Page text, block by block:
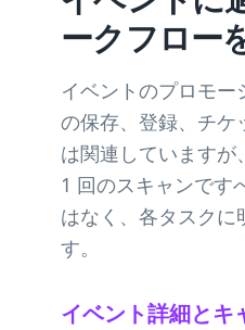
ークフロー
イベントのプロモ
の保存、登録、チケ
は関連していますが
1 回のスキャンです
はなく、各タスクに
す。
イベント詳細とキ